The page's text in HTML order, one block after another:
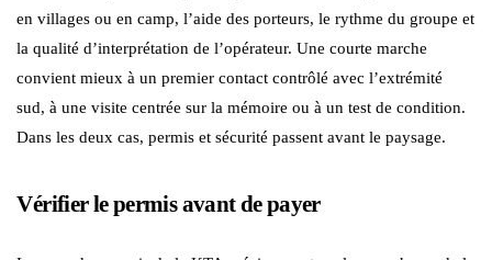
en villages ou en camp, l’aide des porteurs, le rythme du groupe et
la qualité d’interprétation de l’opérateur. Une courte marche
convient mieux à un premier contact contrôlé avec l’extrémité
sud, à une visite centrée sur la mémoire ou à un test de condition.
Dans les deux cas, permis et sécurité passent avant le paysage.
Vérifier le permis avant de payer